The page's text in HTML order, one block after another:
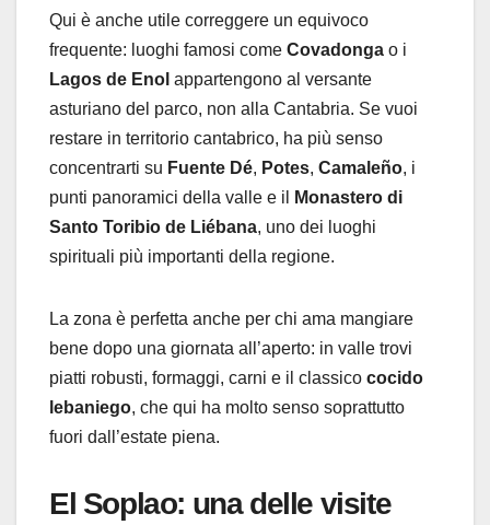
Qui è anche utile correggere un equivoco
frequente: luoghi famosi come Covadonga o i
Lagos de Enol appartengono al versante
asturiano del parco, non alla Cantabria. Se vuoi
restare in territorio cantabrico, ha più senso
concentrarti su Fuente Dé, Potes, Camaleño, i
punti panoramici della valle e il
Monastero di
Santo Toribio de Liébana, uno dei luoghi
spirituali più importanti della regione.
La zona è perfetta anche per chi ama mangiare
bene dopo una giornata all’aperto: in valle trovi
piatti robusti, formaggi, carni e il classico cocido
lebaniego, che qui ha molto senso soprattutto
fuori dall’estate piena.
El Soplao: una delle visite